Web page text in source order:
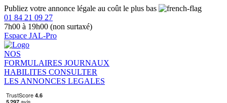
Publiez votre annonce légale au coût le plus bas
01 84 21 09 27
7h00 à 19h00 (non surtaxé)
Espace JAL-Pro
NOS
FORMULAIRES JOURNAUX
HABILITES CONSULTER
LES ANNONCES LEGALES